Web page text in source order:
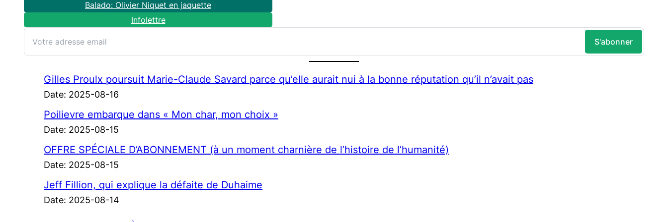
Balado: Olivier Niquet en jaquette
Infolettre
Gilles Proulx poursuit Marie-Claude Savard parce qu’elle aurait nui à la bonne réputation qu’il n’avait pas
Date: 2025-08-16
Poilievre embarque dans « Mon char, mon choix »
Date: 2025-08-15
OFFRE SPÉCIALE D’ABONNEMENT (à un moment charnière de l’histoire de l’humanité)
Date: 2025-08-15
Jeff Fillion, qui explique la défaite de Duhaime
Date: 2025-08-14